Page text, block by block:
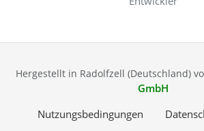
Hergestellt in Radolfzell (Deutschland)
GmbH
Nutzungsbedingungen